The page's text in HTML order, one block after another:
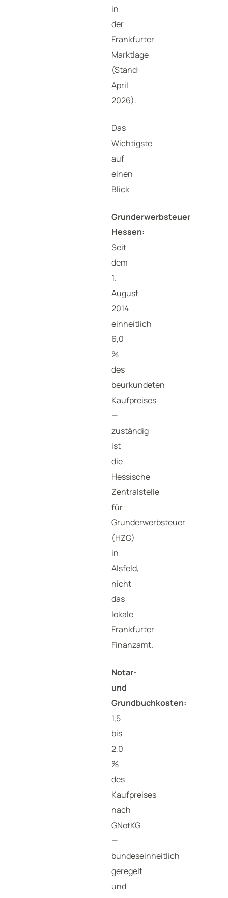
in
der
Frankfurter
Marktlage
(Stand:
April
2026).
Das
Wichtigste
auf
einen
Blick
Grunderwerbsteuer
Hessen:
Seit
dem
1.
August
2014
einheitlich
6,0
%
des
beurkundeten
Kaufpreises
—
zuständig
ist
die
Hessische
Zentralstelle
für
Grunderwerbsteuer
(HZG)
in
Alsfeld,
nicht
das
lokale
Frankfurter
Finanzamt.
Notar-
und
Grundbuchkosten:
1,5
bis
2,0
%
des
Kaufpreises
nach
GNotKG
—
bundeseinheitlich
geregelt
und